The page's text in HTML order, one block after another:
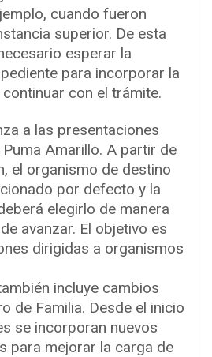
cuando fueron
superior. De esta
esperar la
para incorporar la
con el trámite.
a las presentaciones
Amarillo. A partir de
el organismo de destino
por defecto y la
elegirlo de manera
avanzar. El objetivo es
dirigidas a organismos
incluye cambios
de Familia. Desde el inicio
se incorporan nuevos
para mejorar la carga de